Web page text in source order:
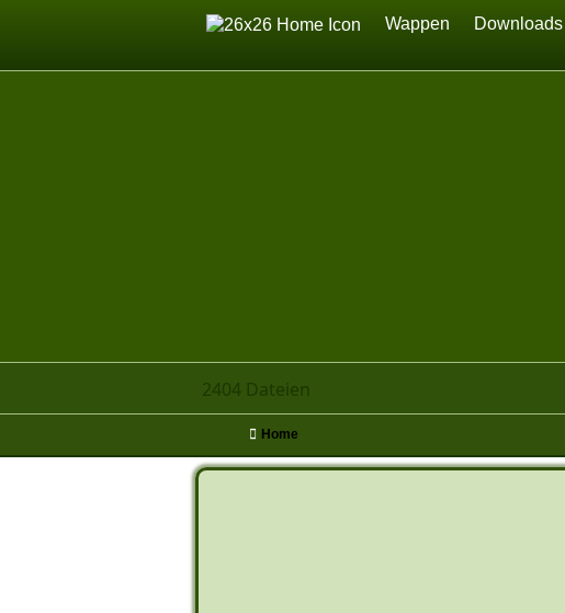
Home
Wappen Downloads
2404 Dateien
Home